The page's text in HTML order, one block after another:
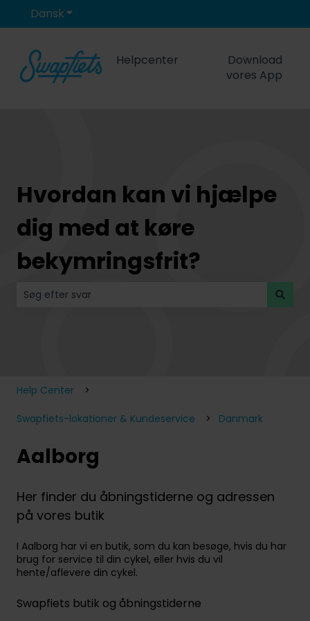
DanskVis undermenu for oversættelser
Helpcenter
Download
vores App
Hvordan kan vi hjælpe
dig med at køre
bekymringsfrit?
Help Center
Swapfiets-lokationer & Kundeservice Danmark
Aalborg
Her finder du åbningstiderne og adressen
på vores butik
I Aalborg har vi en butik, som du kan besøge, hvis du har
brug for service til din cykel, eller hvis du vil
hente/aflevere din cykel.
Swapfiets butik og åbningstiderne